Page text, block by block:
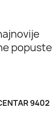
popuste
9402